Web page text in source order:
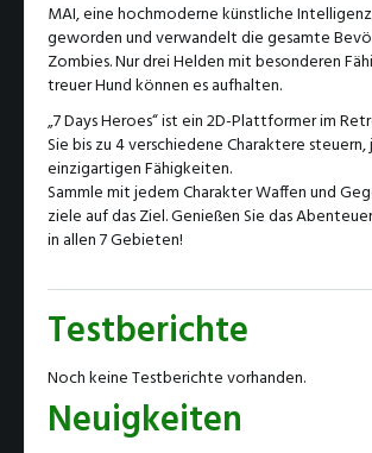
MAI, eine hochmoderne künstliche
geworden und verwandelt die gesamte
Zombies. Nur drei Helden mit besonderen
treuer Hund können es aufhalten.
„7 Days Heroes“ ist ein 2D-Plattformer im
Sie bis zu 4 verschiedene Charaktere
einzigartigen Fähigkeiten.
Sammle mit jedem Charakter Waffen und
ziele auf das Ziel. Genießen Sie das
in allen 7 Gebieten!
Testberichte
Noch keine Testberichte vorhanden.
Neuigkeiten